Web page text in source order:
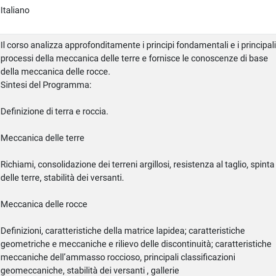
Italiano
Il corso analizza approfonditamente i principi fondamentali e i principali
processi della meccanica delle terre e fornisce le conoscenze di base
della meccanica delle rocce.
Sintesi del Programma:
Definizione di terra e roccia.
Meccanica delle terre
Richiami, consolidazione dei terreni argillosi, resistenza al taglio, spinta
delle terre, stabilità dei versanti.
Meccanica delle rocce
Definizioni, caratteristiche della matrice lapidea; caratteristiche
geometriche e meccaniche e rilievo delle discontinuità; caratteristiche
meccaniche dell’ammasso roccioso, principali classificazioni
geomeccaniche, stabilità dei versanti , gallerie